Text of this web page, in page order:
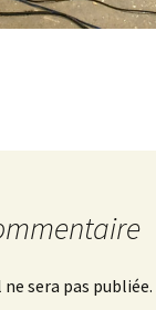
sera pas publiée.